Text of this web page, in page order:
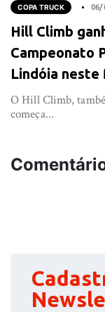
COPA TRUCK 06/
Hill Climb
Campeonato
Lindóia neste
O Hill Climb,
começa...